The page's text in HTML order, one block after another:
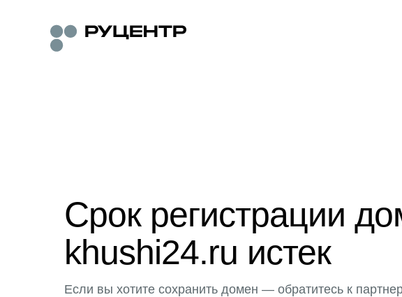
Срок регистрации
khushi24.ru истек
Если вы хотите сохранить домен — обратитесь к